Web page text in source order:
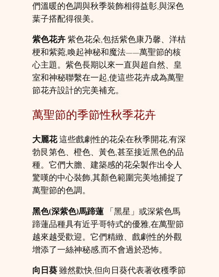
們溫暖的色調與秋季裝飾相得益彰,與深色
葉子搭配得很美。
紫色花卉紫色花朵,包括紫色康乃馨、洋桔
梗和紫菀,喚起神秘和魔法——萬聖節的核
心主題。紫色長期以來一直與超自然、皇
室和神秘聯繫在一起,使這些花卉成為萬聖
節花卉設計的完美補充。
萬聖節的季節性秋季花卉
大麗花這些戲劇性的花朵在秋季開花,有深
勃艮第色、橙色、黃色,甚至接近黑色的品
種。它們大膽、建築感的花朵製作出令人
驚嘆的中心裝飾,其顏色範圍完美地捕捉了
萬聖節的色調。
黑色(深紫色)馬蹄蓮 「黑星」或深紫色馬
蹄蓮品種具有近乎哥特式的優雅,在萬聖節
越來越受歡迎。它們精緻、戲劇性的外觀
增添了一絲神秘感,而不會過於恐怖。
向日葵雖然歡快,但向日葵代表著收穫季節